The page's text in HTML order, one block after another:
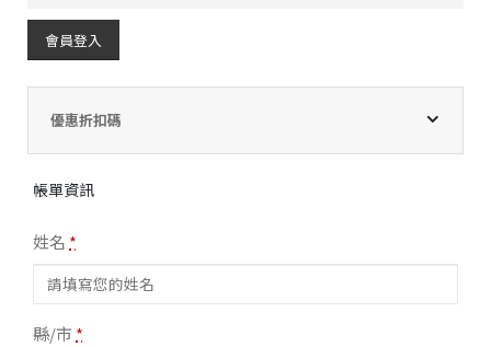
會員登入
優惠折扣碼
帳單資訊
姓名 *
縣/市*